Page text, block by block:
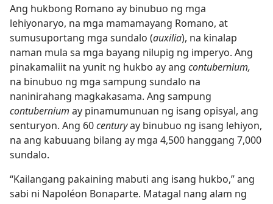
Ang hukbong Romano ay binubuo ng mga
lehiyonaryo, na mga mamamayang Romano, at
sumusuportang mga sundalo (auxilia), na kinalap
naman mula sa mga bayang nilupig ng imperyo. Ang
pinakamaliit na yunit ng hukbo ay ang contubernium,
na binubuo ng mga sampung sundalo na
naninirahang magkakasama. Ang sampung
contubernium ay pinamumunuan ng isang opisyal, ang
senturyon. Ang 60centuryay binubuo ng isang lehiyon,
na ang kabuuang bilang ay mga 4,500 hanggang 7,000
sundalo.
“Kailangang pakaining mabuti ang isang hukbo,” ang
sabi ni Napoléon Bonaparte. Matagal nang alam ng